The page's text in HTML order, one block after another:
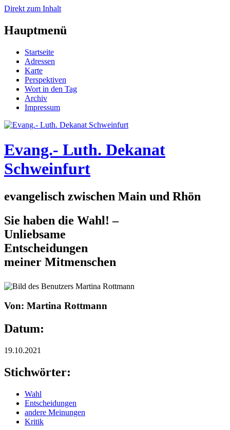
Direkt zum Inhalt
Hauptmenü
Startseite
Adressen
Karte
Perspektiven
Wort in den Tag
Archiv
Impressum
Evang.- Luth. Dekanat
Schweinfurt
evangelisch zwischen Main und Rhön
Sie haben die Wahl! –
Unliebsame
Entscheidungen
meiner Mitmenschen
Von: Martina Rottmann
Datum:
19.10.2021
Stichwörter:
Wahl
Entscheidungen
andere Meinungen
Kritik